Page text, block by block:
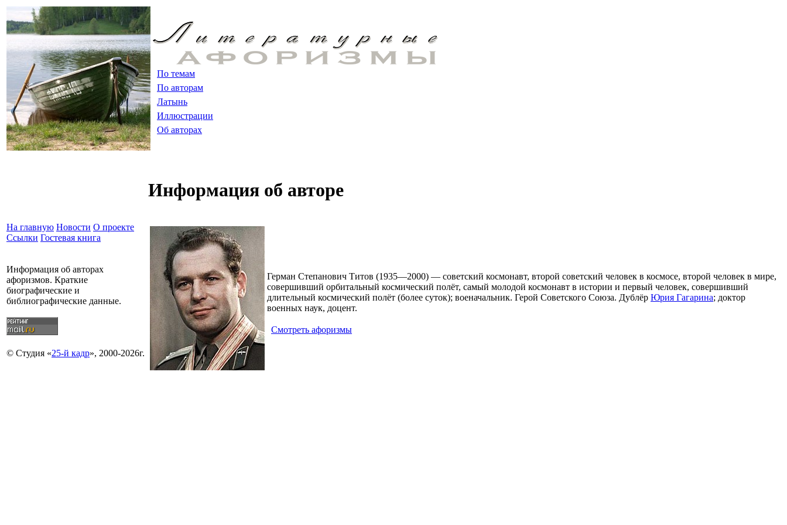
По темам
По авторам
Латынь
Иллюстрации
Об авторах
На главную Новости О проекте
Ссылки Гостевая книга
Информация об авторах
афоризмов. Краткие
биографические и
библиографические данные.
© Студия «25-й кадр», 2000-2026г.
Информация об авторе
Герман Степанович Титов (1935—2000) — советский космонавт, второй советский человек в космосе, второй человек в мире,
совершивший орбитальный космический полёт, самый молодой космонавт в истории и первый человек, совершивший
длительный космический полёт (более суток); военачальник. Герой Советского Союза. Дублёр Юрия Гагарина; доктор
военных наук, доцент.
Смотреть афоризмы